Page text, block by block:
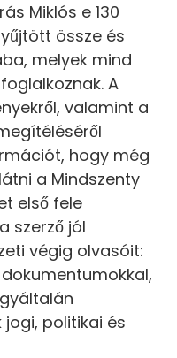
Miklós e 130
össze és
melyek mind
A
valamint a
hogy még
a Mindszenty
első fele
szerző jól
végig olvasóit:
jogi, politikai és